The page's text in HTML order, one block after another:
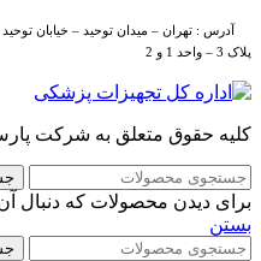
آدرس : تهران – میدان توحید – خیابان
پلاک 3 – واحد 1 و 2
کلیه حقوق متعلق به شرکت
برای دیدن محصولات که دنبال
بستن